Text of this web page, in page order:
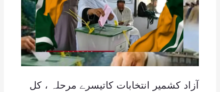
آزاد کشمیر انتخابات کاتیسرے مرحلہ ، کل